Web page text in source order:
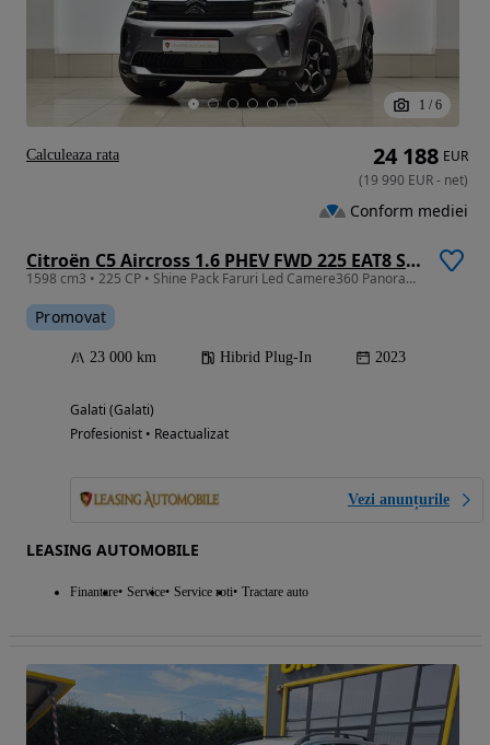
1 / 6
Citroën C5 Aircross 1.6 PHEV FWD 225 EAT8 Shine
1598 cm3 • 225 CP • Shine Pack Faruri Led Camere360 Panoramic Alcantara Ceasuri Digitale
Promovat
23 000 km Hibrid Plug-In 2023
Galati (Galati)
Profesionist • Reactualizat
Vezi anunțurile
LEASING AUTOMOBILE
Finantare Service Service roti Tractare auto
24 188 EUR
(19 990 EUR- net)
Conform mediei
Calculeaza rata